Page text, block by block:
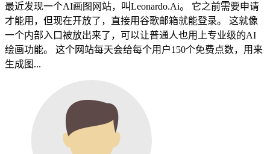
最近发现一个AI画图网站，叫Leonardo.Ai。 它之前需要申请
才能用，但现在开放了，直接用谷歌邮箱就能登录。 这就像
一个内部入口被放出来了，可以让普通人也用上专业级的AI
绘画功能。 这个网站每天会给每个用户150个免费点数，用来
生成图...